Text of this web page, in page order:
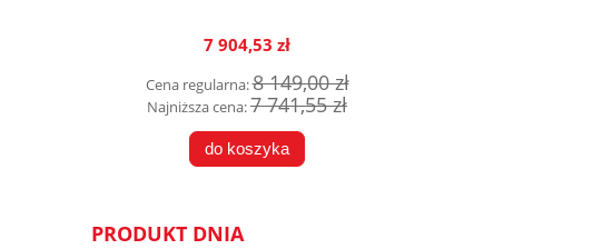
7 904,53 zł
Cena regularna:8 149,00 zł
Najniższa cena:7 741,55 zł
do koszyka
PRODUKT DNIA